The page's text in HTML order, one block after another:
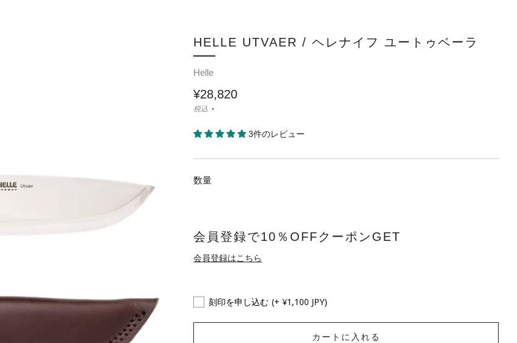
HELLE UTVAER / ヘレナイフ ユートゥベーラ
Helle
¥28,820
税込
3件のレビュー
数量
会員登録で10％OFFクーポンGET
会員登録はこちら
刻印を申し込む (+ ¥1,100 JPY)
カートに入れる